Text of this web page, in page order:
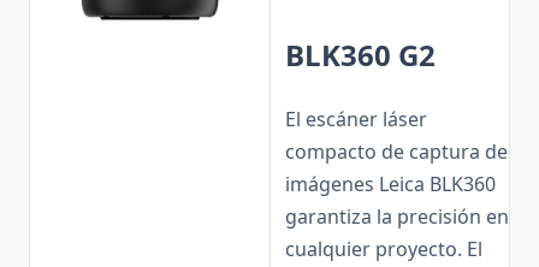
BLK360 G2
El escáner láser
compacto de captura de
imágenes Leica BLK360
garantiza la precisión en
cualquier proyecto. El